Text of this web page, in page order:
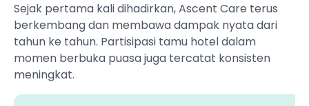
Sejak pertama kali dihadirkan, Ascent Care terus
berkembang dan membawa dampak nyata dari
tahun ke tahun. Partisipasi tamu hotel dalam
momen berbuka puasa juga tercatat konsisten
meningkat.